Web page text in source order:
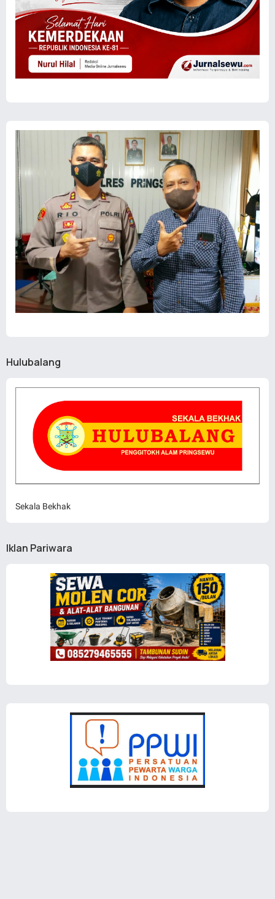
Hulubalang
Sekala Bekhak
Iklan Pariwara